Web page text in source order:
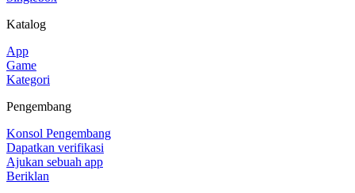
Katalog
App
Game
Kategori
Pengembang
Konsol Pengembang
Dapatkan verifikasi
Ajukan sebuah app
Beriklan